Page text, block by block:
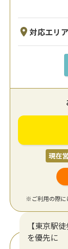
対応エリア
現在
※ご利用の際に
【東京駅
を優先に